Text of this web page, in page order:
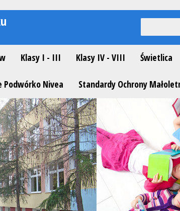
Klasy I - III Klasy IV - VIII Świetlica
Podwórko Nivea Standardy Ochrony